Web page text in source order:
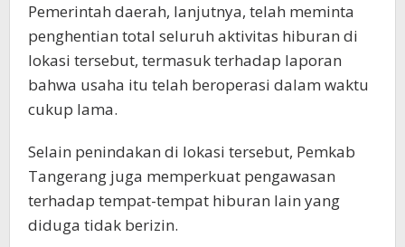
Pemerintah daerah, lanjutnya, telah meminta
penghentian total seluruh aktivitas hiburan di
lokasi tersebut, termasuk terhadap laporan
bahwa usaha itu telah beroperasi dalam waktu
cukup lama.
Selain penindakan di lokasi tersebut, Pemkab
Tangerang juga memperkuat pengawasan
terhadap tempat-tempat hiburan lain yang
diduga tidak berizin.